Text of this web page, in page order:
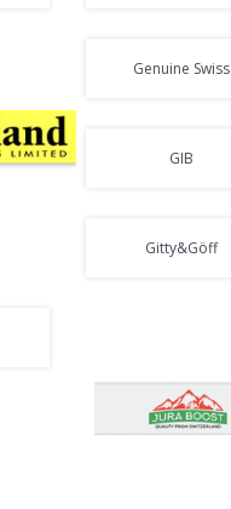
Genuine Swiss
GIB
Gitty&Göff